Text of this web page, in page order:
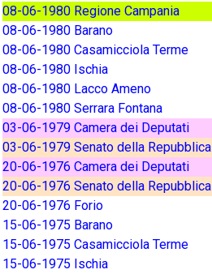
08-06-1980 Regione Campania
08-06-1980 Barano
08-06-1980 Casamicciola Terme
08-06-1980 Ischia
08-06-1980 Lacco Ameno
08-06-1980 Serrara Fontana
03-06-1979 Camera dei Deputati
03-06-1979 Senato della Repubblica
20-06-1976 Camera dei Deputati
20-06-1976 Senato della Repubblica
20-06-1976 Forio
15-06-1975 Barano
15-06-1975 Casamicciola Terme
15-06-1975 Ischia